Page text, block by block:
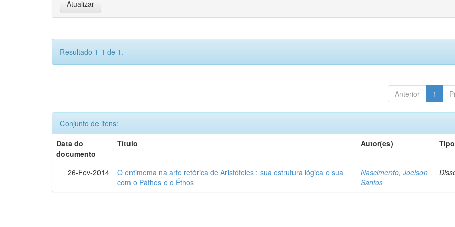
Resultado 1-1 de 1.
Anterior 1
Conjunto de itens:
Data do
documento
Título Autor(es) Tipo
26-Fev-2014
O entimema na arte retórica de Aristóteles : sua estrutura lógica e sua
com o Páthos e o Éthos
Nascimento, Joelson
Santos